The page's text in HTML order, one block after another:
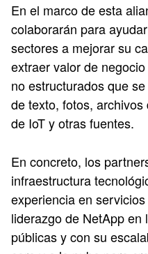
En el marco de esta
colaborarán para
sectores a mejorar su
extraer valor de
no estructurados que
de texto, fotos,
de IoT y otras fuentes.
En concreto, los
infraestructura
experiencia en
liderazgo de NetApp
públicas y con su